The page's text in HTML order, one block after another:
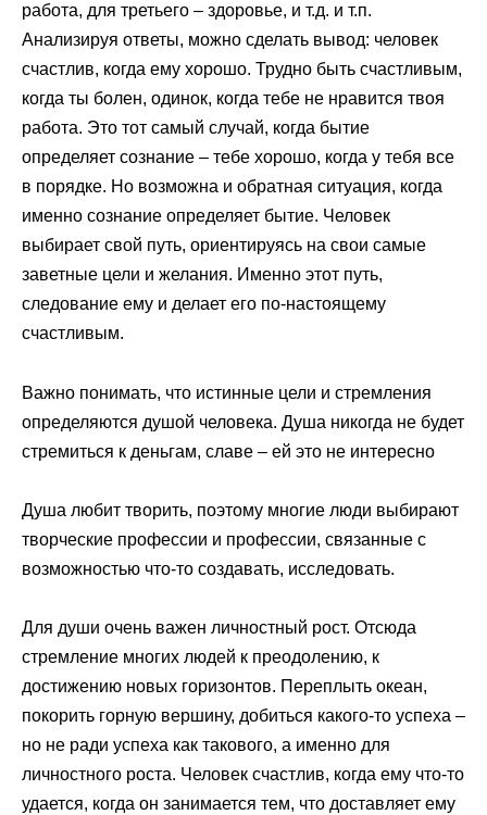
работа, для третьего – здоровье, и т.д. и т.п.
Анализируя ответы, можно сделать вывод: человек
счастлив, когда ему хорошо. Трудно быть счастливым,
когда ты болен, одинок, когда тебе не нравится твоя
работа. Это тот самый случай, когда бытие
определяет сознание – тебе хорошо, когда у тебя все
в порядке. Но возможна и обратная ситуация, когда
именно сознание определяет бытие. Человек
выбирает свой путь, ориентируясь на свои самые
заветные цели и желания. Именно этот путь,
следование ему и делает его по-настоящему
счастливым.
Важно понимать, что истинные цели и стремления
определяются душой человека. Душа никогда не будет
стремиться к деньгам, славе – ей это не интересно
Душа любит творить, поэтому многие люди выбирают
творческие профессии и профессии, связанные с
возможностью что-то создавать, исследовать.
Для души очень важен личностный рост. Отсюда
стремление многих людей к преодолению, к
достижению новых горизонтов. Переплыть океан,
покорить горную вершину, добиться какого-то успеха –
но не ради успеха как такового, а именно для
личностного роста. Человек счастлив, когда ему что-то
удается, когда он занимается тем, что доставляет ему